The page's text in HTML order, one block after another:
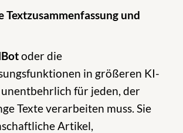
und
oder die
in größeren KI-
für jeden, der
Texte verarbeiten muss. Sie
Artikel,